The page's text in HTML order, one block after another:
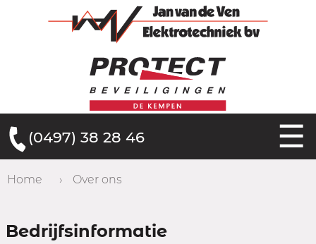
(0497) 38 28 46 ☰
Home › Over ons
Bedrijfsinformatie